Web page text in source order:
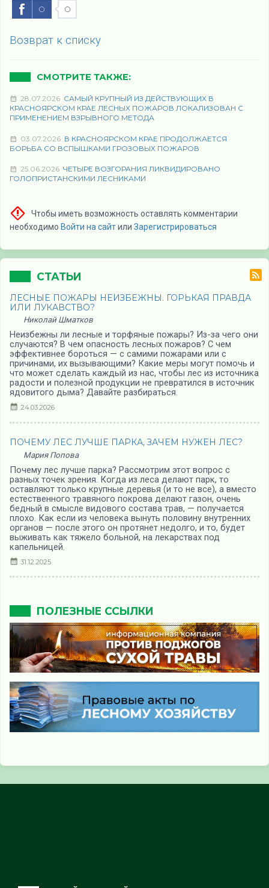
Возврат к списку
СМОТРИТЕ ТАКЖЕ:
28.07.2026 САМЫЙ КРУПНЫЙ ИЗ ДЕЙСТВУЮЩИХ В
КРАСНОЯРСКОМ КРАЕ ЛЕСНЫХ ПОЖАРОВ ЛОКАЛИЗОВАН С
ПРИМЕНЕНИЕМ ВЗРЫВНОГО МЕТОДА
03.07.2026 В КРАСНОЯРСКОМ КРАЕ ПРОДОЛЖАЕТСЯ
БОРЬБА СО ВСПЫШКАМИ ГРОЗОВЫХ ПОЖАРОВ
25.06.2026 ЧЕТЫРЕ ВОЗГОРАНИЯ ЛИКВИДИРОВАНО
ГОЛОПРИСТАНСКИМИ ЛЕСНИКАМИ
Чтобы иметь возможность оставлять комментарии
необходимо Войти на сайтили Зарегистрироваться
СТАТЬИ
ЛЕСНЫЕ ПОЖАРЫ НЕИЗБЕЖНЫ. ГОРЬКАЯ ПРАВДА
ИЛИ ЛУКАВСТВО?
Николай Шматков
Неизбежны ли лесные и торфяные пожары? Из-за чего они
случаются? В чем опасность лесных пожаров? С чем
эффективнее бороться — с самими пожарами или с
причинами, их вызывающими? Какие меры могут помочь и
что может сделать каждый из нас, чтобы лес из источника
радости и полезной продукции не превратился в источник
ядовитого дыма? Давайте разбираться.
24.03.2026
ПОЧЕМУ ЛЕС ЛУЧШЕ ПАРКА, ЗАЧЕМ НУЖЕН ЛЕС?
Мария Попова
Почему лес лучше парка? Рассмотрим этот вопрос с
разных точек зрения. Когда из леса делают парк, то
оставляют только крупные деревья (и то не все), а вместо
естественного травяного покрова делают газон, очень
бедный в смысле видового состава трав, — получается
плохо. Как если из человека вынуть половину внутренних
органов — после этого он протянет недолго, и то, будет
выживать как тяжело больной, на лекарствах под
капельницей.
31.12.2025
ПОЛЕЗНЫЕ ССЫЛКИ